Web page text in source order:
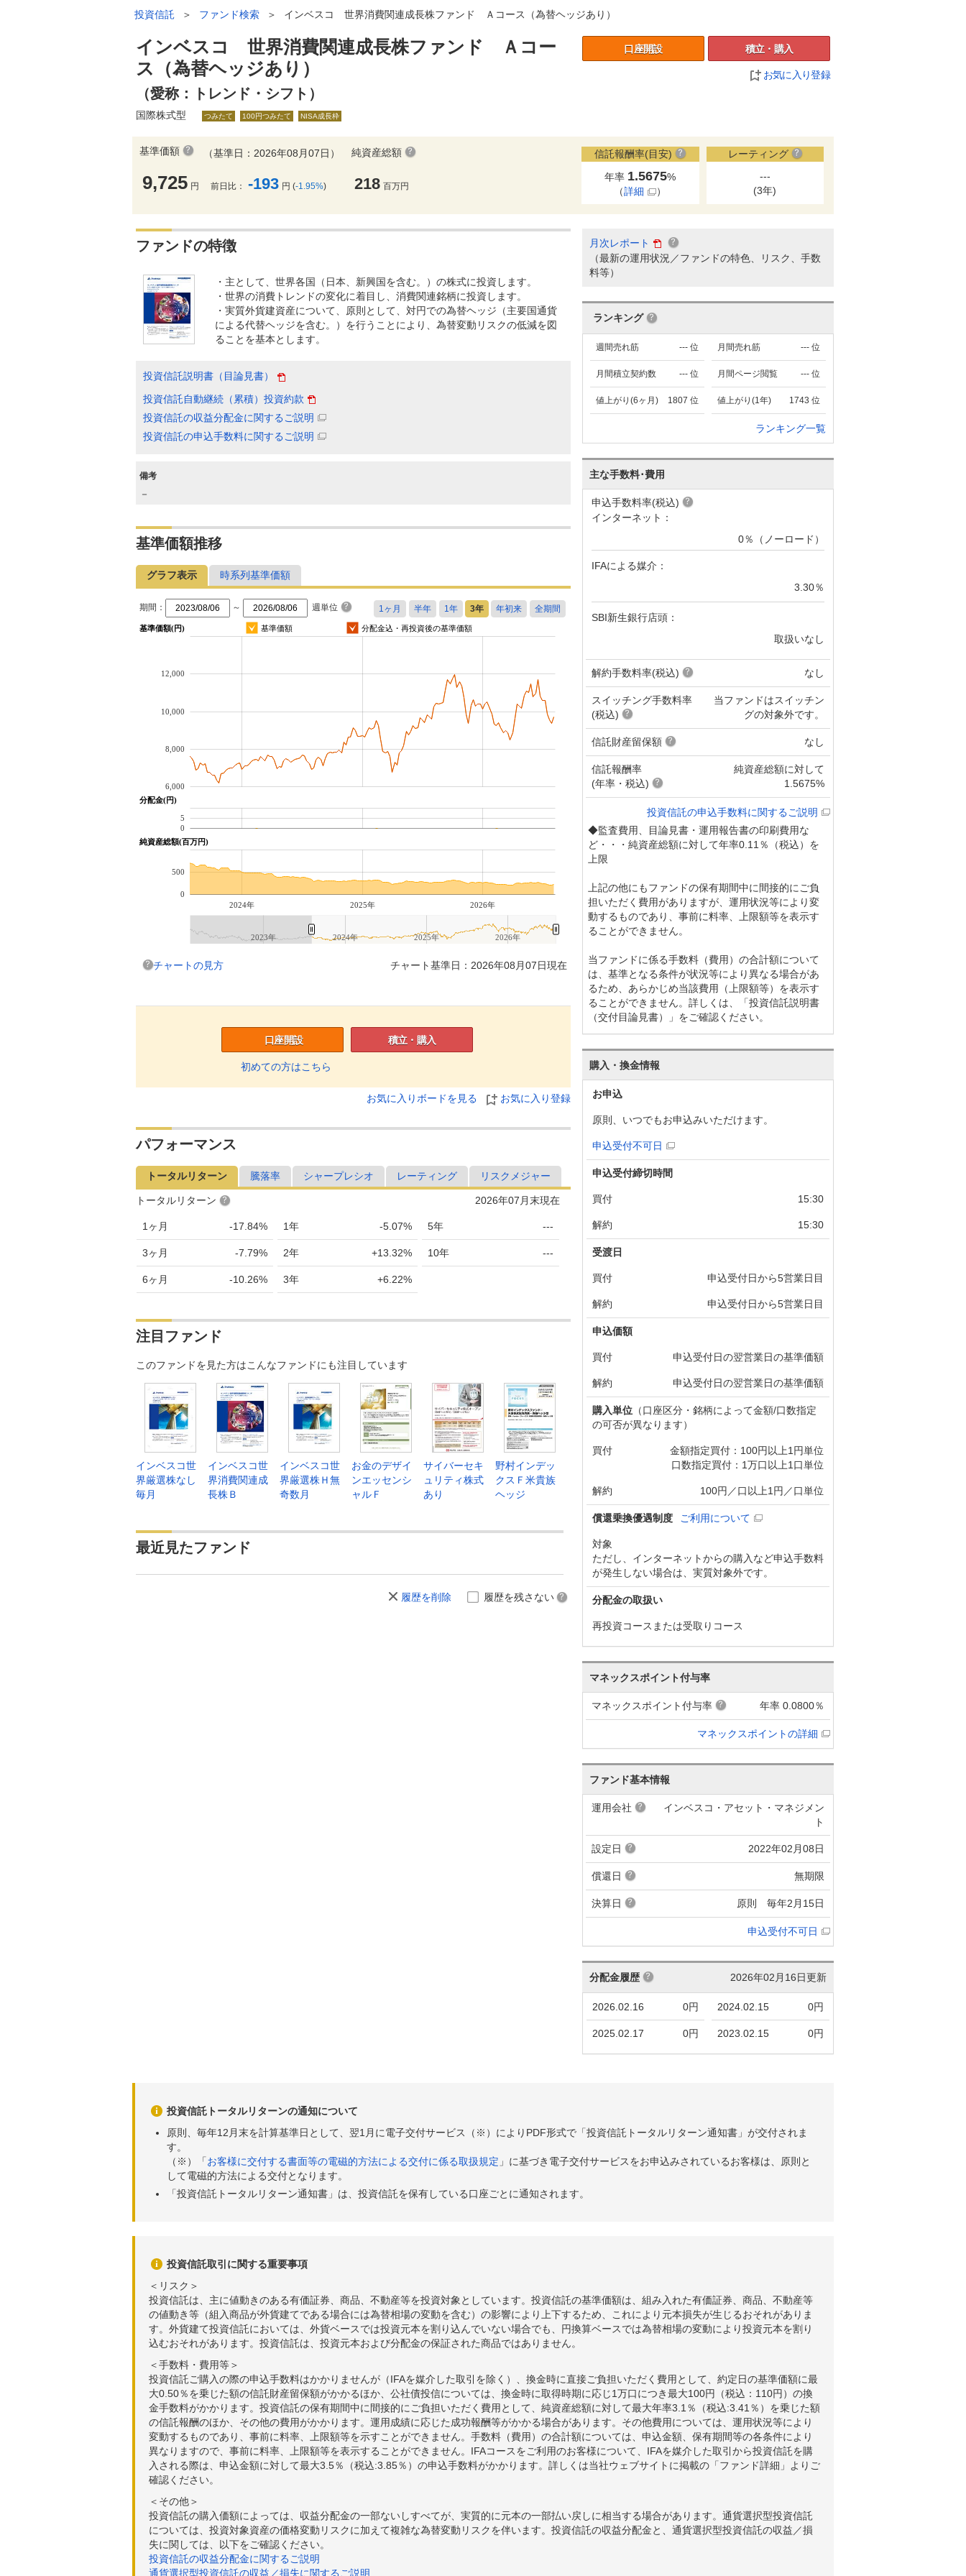
投資信託 ＞ ファンド検索 ＞ インベスコ 世界消費関連成長株ファンド Ａコース（為替ヘッジあり）
インベスコ 世界消費関連成長株ファンド Ａコー
ス（為替ヘッジあり）
（愛称：トレンド・シフト）
口座開設 積立・購入
お気に入り登録
国際株式型 つみたて 100円つみたて NISA成長枠
基準価額
9,725 円
（基準日：2026年08月07日）
前日比： -193 円 (-1.95%)
純資産総額
218 百万円
信託報酬率(目安)
年率 1.5675%
（詳細 ）
レーティング
---
(3年)
ファンドの特徴
・主として、世界各国（日本、新興国を含む。）の株式に投資します。
・世界の消費トレンドの変化に着目し、消費関連銘柄に投資します。
・実質外貨建資産について、原則として、対円での為替ヘッジ（主要国通貨
による代替ヘッジを含む。）を行うことにより、為替変動リスクの低減を図
ることを基本とします。
投資信託説明書（目論見書）
投資信託自動継続（累積）投資約款
投資信託の収益分配金に関するご説明
投資信託の申込手数料に関するご説明
備考
－
基準価額推移
グラフ表示 時系列基準価額
期間： ～ 週単位
基準価額(円) 基準価額 分配金込・再投資後の基準価額
6,000
8,000
10,000
12,000
分配金(円)
0
5
純資産総額(百万円)
2024年 2025年 2026年
0
500
2023年 2024年 2025年 2026年
チャートの見方 チャート基準日：2026年08月07日現在
口座開設
初めての方はこちら
積立・購入
お気に入りボードを見る お気に入り登録
パフォーマンス
トータルリターン 騰落率 シャープレシオ レーティング リスクメジャー
2026年07月末現在
トータルリターン
1ヶ月 -17.84%
3ヶ月 -7.79%
6ヶ月 -10.26%
1年 -5.07%
2年 +13.32%
3年 +6.22%
5年 ---
10年 ---
注目ファンド
このファンドを見た方はこんなファンドにも注目しています
インベスコ世
界厳選株なし
毎月
インベスコ世
界消費関連成
長株Ｂ
インベスコ世
界厳選株Ｈ無
奇数月
お金のデザイ
ンエッセンシ
ャルＦ
サイバーセキ
ュリティ株式
あり
野村インデッ
クスＦ米貴族
ヘッジ
最近見たファンド
履歴を削除 履歴を残さない
月次レポート
（最新の運用状況／ファンドの特色、リスク、手数
料等）
ランキング
--- 位
週間売れ筋 --- 位
月間売れ筋
--- 位
月間積立契約数 --- 位
月間ページ閲覧
1807 位
値上がり(6ヶ月) 1743 位
値上がり(1年)
ランキング一覧
主な手数料･費用
申込手数料率(税込)
インターネット：
0％（ノーロード）
IFAによる媒介：
3.30％
SBI新生銀行店頭：
取扱いなし
解約手数料率(税込) なし
スイッチング手数料率
(税込)
当ファンドはスイッチン
グの対象外です。
信託財産留保額 なし
信託報酬率
(年率・税込)
純資産総額に対して
1.5675%
投資信託の申込手数料に関するご説明
◆監査費用、目論見書・運用報告書の印刷費用な
ど・・・純資産総額に対して年率0.11％（税込）を
上限
上記の他にもファンドの保有期間中に間接的にご負
担いただく費用がありますが、運用状況等により変
動するものであり、事前に料率、上限額等を表示す
ることができません。
当ファンドに係る手数料（費用）の合計額について
は、基準となる条件が状況等により異なる場合があ
るため、あらかじめ当該費用（上限額等）を表示す
ることができません。詳しくは、「投資信託説明書
（交付目論見書）」をご確認ください。
購入・換金情報
お申込
原則、いつでもお申込みいただけます。
申込受付不可日
申込受付締切時間
買付 15:30
解約 15:30
受渡日
買付 申込受付日から5営業日目
解約 申込受付日から5営業日目
申込価額
買付 申込受付日の翌営業日の基準価額
解約 申込受付日の翌営業日の基準価額
購入単位 （口座区分・銘柄によって金額/口数指定
の可否が異なります）
買付
金額指定買付：100円以上1円単位
口数指定買付：1万口以上1口単位
解約 100円／口以上1円／口単位
償還乗換優遇制度 ご利用について
対象
ただし、インターネットからの購入など申込手数料
が発生しない場合は、実質対象外です。
分配金の取扱い
再投資コースまたは受取りコース
マネックスポイント付与率
マネックスポイント付与率 年率 0.0800％
マネックスポイントの詳細
ファンド基本情報
運用会社
インベスコ・アセット・マネジメン
ト
設定日 2022年02月08日
償還日 無期限
決算日 原則 毎年2月15日
申込受付不可日
2026年02月16日更新
分配金履歴
2026.02.16 0円
2025.02.17 0円
2024.02.15 0円
2023.02.15 0円
投資信託トータルリターンの通知について
原則、毎年12月末を計算基準日として、翌1月に電子交付サービス（※）によりPDF形式で「投資信託トータルリターン通知書」が交付されま
す。
（※）「お客様に交付する書面等の電磁的方法による交付に係る取扱規定 」に基づき電子交付サービスをお申込みされているお客様は、原則と
して電磁的方法による交付となります。
「投資信託トータルリターン通知書」は、投資信託を保有している口座ごとに通知されます。
投資信託取引に関する重要事項
＜リスク＞
投資信託は、主に値動きのある有価証券、商品、不動産等を投資対象としています。投資信託の基準価額は、組み入れた有価証券、商品、不動産等
の値動き等（組入商品が外貨建てである場合には為替相場の変動を含む）の影響により上下するため、これにより元本損失が生じるおそれがありま
す。外貨建て投資信託においては、外貨ベースでは投資元本を割り込んでいない場合でも、円換算ベースでは為替相場の変動により投資元本を割り
込むおそれがあります。投資信託は、投資元本および分配金の保証された商品ではありません。
＜手数料・費用等＞
投資信託ご購入の際の申込手数料はかかりませんが（IFAを媒介した取引を除く）、換金時に直接ご負担いただく費用として、約定日の基準価額に最
大0.50％を乗じた額の信託財産留保額がかかるほか、公社債投信については、換金時に取得時期に応じ1万口につき最大100円（税込：110円）の換
金手数料がかかります。投資信託の保有期間中に間接的にご負担いただく費用として、純資産総額に対して最大年率3.1％（税込:3.41％）を乗じた額
の信託報酬のほか、その他の費用がかかります。運用成績に応じた成功報酬等がかかる場合があります。その他費用については、運用状況等により
変動するものであり、事前に料率、上限額等を示すことができません。手数料（費用）の合計額については、申込金額、保有期間等の各条件により
異なりますので、事前に料率、上限額等を表示することができません。IFAコースをご利用のお客様について、IFAを媒介した取引から投資信託を購
入される際は、申込金額に対して最大3.5％（税込:3.85％）の申込手数料がかかります。詳しくは当社ウェブサイトに掲載の「ファンド詳細」よりご
確認ください。
＜その他＞
投資信託の購入価額によっては、収益分配金の一部ないしすべてが、実質的に元本の一部払い戻しに相当する場合があります。通貨選択型投資信託
については、投資対象資産の価格変動リスクに加えて複雑な為替変動リスクを伴います。投資信託の収益分配金と、通貨選択型投資信託の収益／損
失に関しては、以下をご確認ください。
投資信託の収益分配金に関するご説明
通貨選択型投資信託の収益／損失に関するご説明